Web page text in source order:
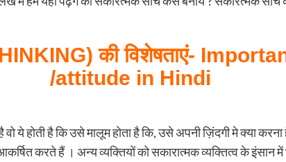
की विशेषताएं-
/attitude in Hindi
ये होती है कि उसे मालूम होता है कि, उसे अपनी ज़िंदगी मे क्या करना
करते हैं । अन्य व्यक्तियों को सकारात्मक व्यक्तित्व के इंसान